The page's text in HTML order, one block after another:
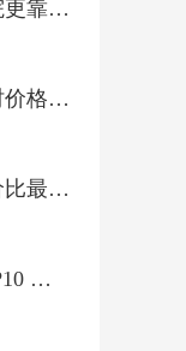
深圳哪家种植牙医院更靠谱 —— 医生技术与术后服务双考核
深圳2026种植牙实时价格查询 —— 最新行情速递
成都哪家种植牙性价比最高 —— 技术好+价格优，整友力荐
北京种植牙医院TOP10 —— 公立+私立全覆盖，含医生介绍